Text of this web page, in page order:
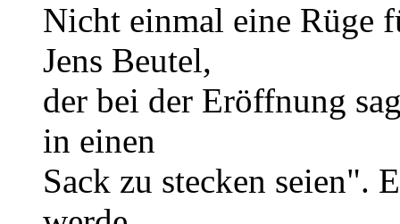
Nicht einmal eine Rüge
Jens Beutel,
der bei der Eröffnung
in einen
Sack zu stecken seien".